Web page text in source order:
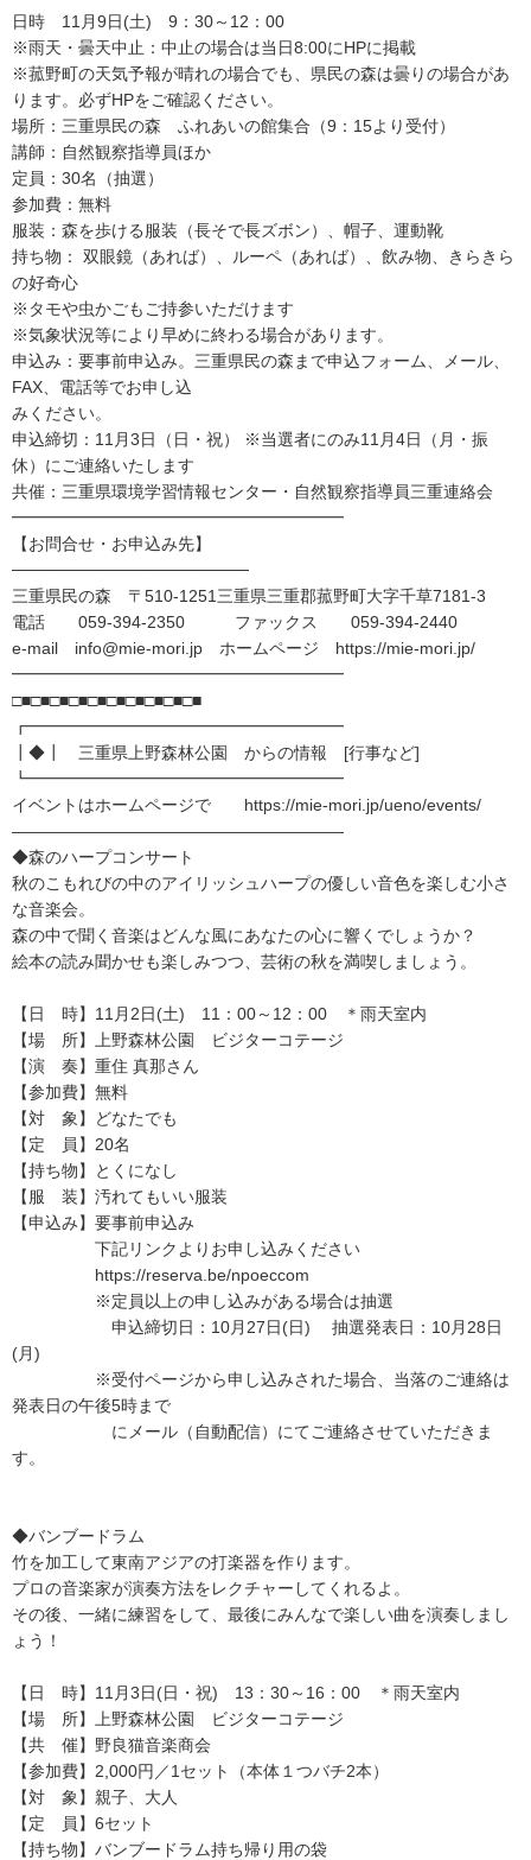
日時 11月9日(土) 9：30～12：00
※雨天・曇天中止：中止の場合は当日8:00にHPに掲載
※菰野町の天気予報が晴れの場合でも、県民の森は曇りの場合があ
ります。必ずHPをご確認ください。
場所：三重県民の森 ふれあいの館集合（9：15より受付）
講師：自然観察指導員ほか
定員：30名（抽選）
参加費：無料
服装：森を歩ける服装（長そで長ズボン）、帽子、運動靴
持ち物： 双眼鏡（あれば）、ルーペ（あれば）、飲み物、きらきら
の好奇心
※タモや虫かごもご持参いただけます
※気象状況等により早めに終わる場合があります。
申込み：要事前申込み。三重県民の森まで申込フォーム、メール、
FAX、電話等でお申し込
みください。
申込締切：11月3日（日・祝） ※当選者にのみ11月4日（月・振
休）にご連絡いたします
共催：三重県環境学習情報センター・自然観察指導員三重連絡会
━━━━━━━━━━━━━━━━━━━━
【お問合せ・お申込み先】
────────────────────
三重県民の森 〒510-1251三重県三重郡菰野町大字千草7181-3
電話 059-394-2350 ファックス 059-394-2440
e-mail info@mie-mori.jp ホームページ https://mie-mori.jp/
━━━━━━━━━━━━━━━━━━━━
□■□■□■□■□■□■□■□■□■□■
┏━━━━━━━━━━━━━━━━━━━
┃◆┃ 三重県上野森林公園 からの情報 [行事など]
┗━━━━━━━━━━━━━━━━━━━
イベントはホームページで https://mie-mori.jp/ueno/events/
――――――――――――――――――――
◆森のハープコンサート
秋のこもれびの中のアイリッシュハープの優しい音色を楽しむ小さ
な音楽会。
森の中で聞く音楽はどんな風にあなたの心に響くでしょうか？
絵本の読み聞かせも楽しみつつ、芸術の秋を満喫しましょう。
【日 時】11月2日(土) 11：00～12：00 ＊雨天室内
【場 所】上野森林公園 ビジターコテージ
【演 奏】重住 真那さん
【参加費】無料
【対 象】どなたでも
【定 員】20名
【持ち物】とくになし
【服 装】汚れてもいい服装
【申込み】要事前申込み
下記リンクよりお申し込みください
https://reserva.be/npoeccom
※定員以上の申し込みがある場合は抽選
申込締切日：10月27日(日) 抽選発表日：10月28日
(月)
※受付ページから申し込みされた場合、当落のご連絡は
発表日の午後5時まで
にメール（自動配信）にてご連絡させていただきま
す。
◆バンブードラム
竹を加工して東南アジアの打楽器を作ります。
プロの音楽家が演奏方法をレクチャーしてくれるよ。
その後、一緒に練習をして、最後にみんなで楽しい曲を演奏しまし
ょう！
【日 時】11月3日(日・祝) 13：30～16：00 ＊雨天室内
【場 所】上野森林公園 ビジターコテージ
【共 催】野良猫音楽商会
【参加費】2,000円／1セット（本体１つバチ2本）
【対 象】親子、大人
【定 員】6セット
【持ち物】バンブードラム持ち帰り用の袋